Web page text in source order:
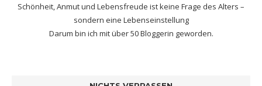
Schönheit, Anmut und Lebensfreude ist keine Frage des Alters –
sondern eine Lebenseinstellung
Darum bin ich mitüber 50 Bloggerin geworden.